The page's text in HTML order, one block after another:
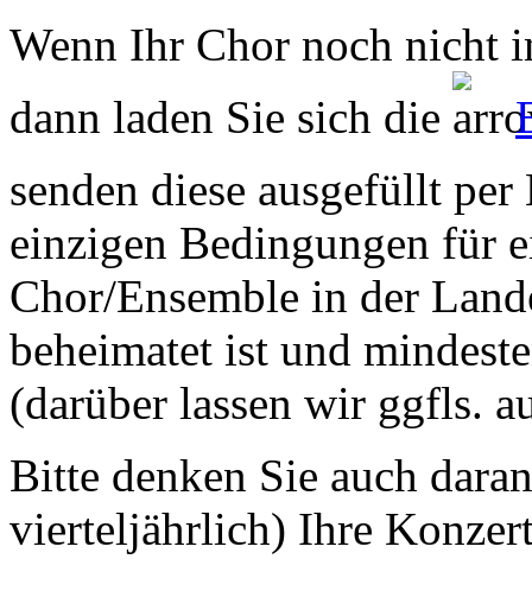
Wenn Ihr Chor noch nicht
dann laden Sie sich die
senden diese ausgefüllt
einzigen Bedingungen für
Chor/Ensemble in der
beheimatet ist und
(darüber lassen wir ggfls.
Bitte denken Sie auch
vierteljährlich) Ihre